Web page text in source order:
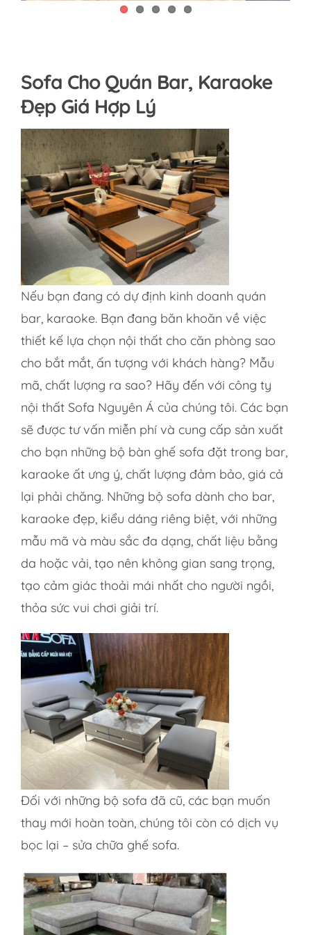
Sofa Cho Quán Bar, Karaoke
Đẹp Giá Hợp Lý
Nếu bạn đang có dự định kinh doanh quán
bar, karaoke. Bạn đang băn khoăn về việc
thiết kế lựa chọn nội thất cho căn phòng sao
cho bắt mắt, ấn tượng với khách hàng? Mẫu
mã, chất lượng ra sao? Hãy đến với công ty
nội thất Sofa Nguyên Á của chúng tôi. Các bạn
sẽ được tư vấn miễn phí và cung cấp sản xuất
cho bạn những bộ bàn ghế sofa đặt trong bar,
karaoke ất ưng ý, chất lượng đảm bảo, giá cả
lại phải chăng. Những bộ sofa dành cho bar,
karaoke đẹp, kiểu dáng riêng biệt, với những
mẫu mã và màu sắc đa dạng, chất liệu bằng
da hoặc vải, tạo nên không gian sang trọng,
tạo cảm giác thoải mái nhất cho người ngồi,
thỏa sức vui chơi giải trí.
Đối với những bộ sofa đã cũ, các bạn muốn
thay mới hoàn toàn, chúng tôi còn có dịch vụ
bọc lại – sửa chữa ghế sofa.